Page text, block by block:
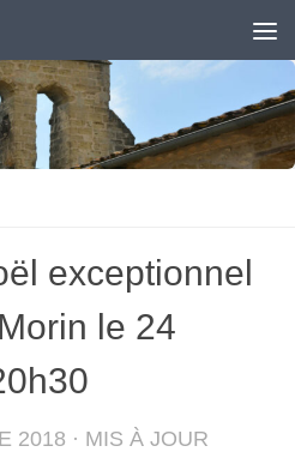
exceptionnel
le 24
2018 · MIS À JOUR